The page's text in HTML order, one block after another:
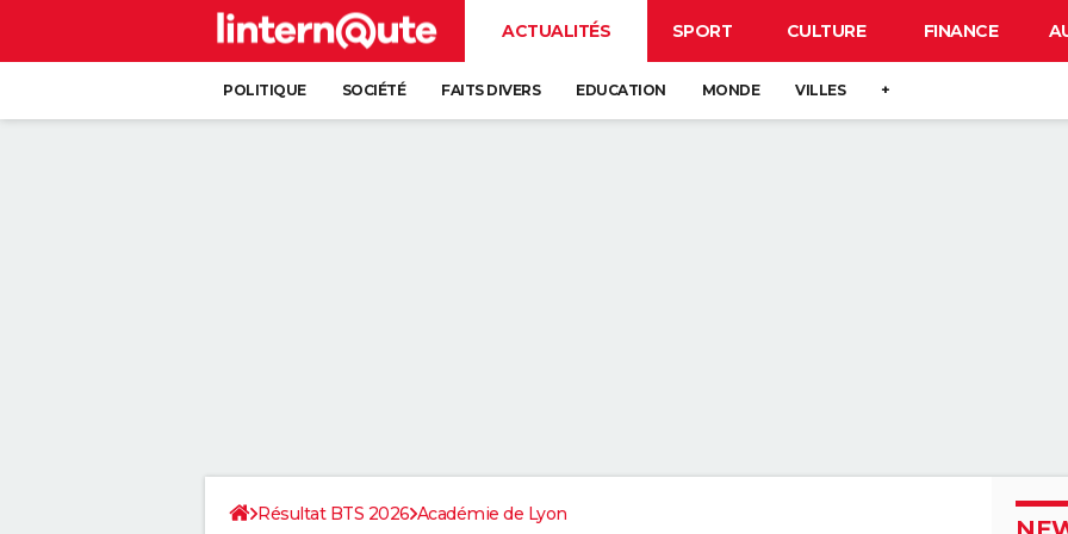
ACTUALITÉS SPORT CULTURE FINANCE
POLITIQUE SOCIÉTÉ FAITS DIVERS EDUCATION MONDE VILLES +
Résultat BTS 2026 Académie de Lyon